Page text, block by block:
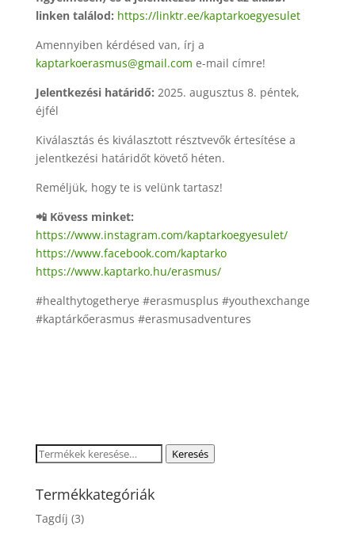
linken találod: https://linktr.ee/kaptarkoegyesulet
Amennyiben kérdésed van, írj a
kaptarkoerasmus@gmail.com e-mail címre!
Jelentkezési határidő: 2025. augusztus 8. péntek,
éjfél
Kiválasztás és kiválasztott résztvevők értesítése a
jelentkezési határidőt követő héten.
Reméljük, hogy te is velünk tartasz!
📲 Kövess minket:
https://www.instagram.com/kaptarkoegyesulet/
https://www.facebook.com/kaptarko
https://www.kaptarko.hu/erasmus/
#healthytogetherye #erasmusplus #youthexchange
#kaptárkőerasmus #erasmusadventures
Keresés
következőre:
Keresés
Termékkategóriák
Tagdíj (3)